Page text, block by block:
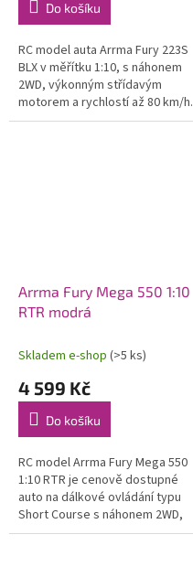
Do košíku
RC model auta Arrma Fury 223S
BLX v měřítku 1:10, s náhonem
2WD, výkonným střídavým
motorem a rychlostí až 80 km/h.
Nezávislé zavěšení, olejové
Arrma Fury Mega 550 1:10
RTR modrá
Skladem e-shop (>5 ks)
4 599 Kč
Do košíku
RC model Arrma Fury Mega 550
1:10 RTR je cenově dostupné
auto na dálkové ovládání typu
Short Course s náhonem 2WD,
nezávislým zavěšením,